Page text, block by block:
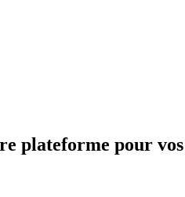
plateforme pour vos